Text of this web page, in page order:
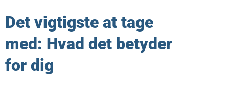
Det vigtigste at tage
med: Hvad det betyder
for dig